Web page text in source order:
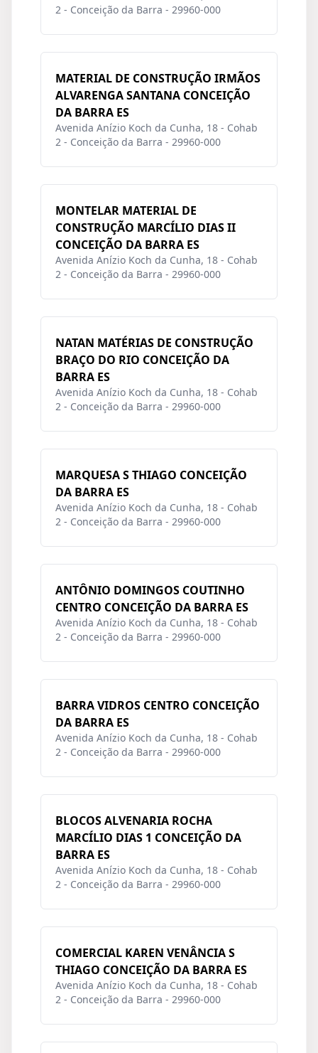
2 - Conceição da Barra - 29960-000
MATERIAL DE CONSTRUÇÃO IRMÃOS
ALVARENGA SANTANA CONCEIÇÃO
DA BARRA ES
Avenida Anízio Koch da Cunha, 18 - Cohab
2 - Conceição da Barra - 29960-000
MONTELAR MATERIAL DE
CONSTRUÇÃO MARCÍLIO DIAS II
CONCEIÇÃO DA BARRA ES
Avenida Anízio Koch da Cunha, 18 - Cohab
2 - Conceição da Barra - 29960-000
NATAN MATÉRIAS DE CONSTRUÇÃO
BRAÇO DO RIO CONCEIÇÃO DA
BARRA ES
Avenida Anízio Koch da Cunha, 18 - Cohab
2 - Conceição da Barra - 29960-000
MARQUESA S THIAGO CONCEIÇÃO
DA BARRA ES
Avenida Anízio Koch da Cunha, 18 - Cohab
2 - Conceição da Barra - 29960-000
ANTÔNIO DOMINGOS COUTINHO
CENTRO CONCEIÇÃO DA BARRA ES
Avenida Anízio Koch da Cunha, 18 - Cohab
2 - Conceição da Barra - 29960-000
BARRA VIDROS CENTRO CONCEIÇÃO
DA BARRA ES
Avenida Anízio Koch da Cunha, 18 - Cohab
2 - Conceição da Barra - 29960-000
BLOCOS ALVENARIA ROCHA
MARCÍLIO DIAS 1 CONCEIÇÃO DA
BARRA ES
Avenida Anízio Koch da Cunha, 18 - Cohab
2 - Conceição da Barra - 29960-000
COMERCIAL KAREN VENÂNCIA S
THIAGO CONCEIÇÃO DA BARRA ES
Avenida Anízio Koch da Cunha, 18 - Cohab
2 - Conceição da Barra - 29960-000